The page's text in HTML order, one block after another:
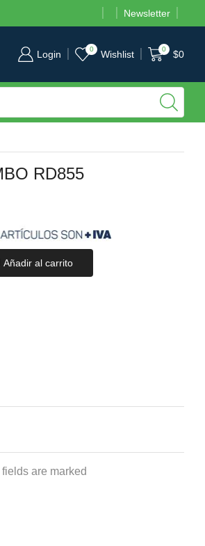
TENEMOS PUNTOS DE VENTA EN CALI, BOGOTÁ Y MEDELLÍN
Newsletter
Login 0 Wishlist 0 $0
RD855
Añadir al carrito
are marked